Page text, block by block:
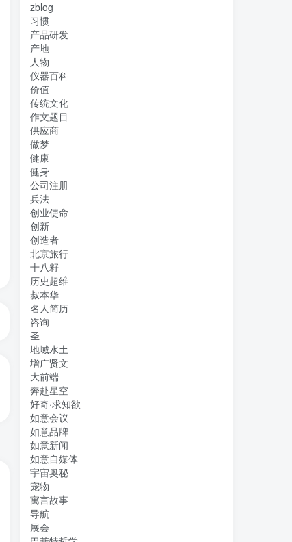
zblog
习惯
产品研发
产地
人物
仪器百科
价值
传统文化
作文题目
供应商
做梦
健康
健身
公司注册
兵法
创业使命
创新
创造者
北京旅行
十八籽
历史超维
叔本华
名人简历
咨询
圣
地域水土
增广贤文
大前端
奔赴星空
好奇·求知欲
如意会议
如意品牌
如意新闻
如意自媒体
宇宙奥秘
宠物
寓言故事
导航
展会